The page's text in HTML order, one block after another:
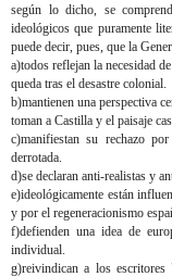
según lo dicho, se
ideológicos que puramente
puede decir, pues, que la
a)todos reflejan la necesidad
queda tras el desastre colonial.
b)mantienen una perspectiva
toman a Castilla y el paisaje
c)manifiestan su rechazo
derrotada.
d)se declaran anti-realistas y
e)ideológicamente están
y por el regeneracionismo
f)defienden una idea de
individual.
g)reivindican a los